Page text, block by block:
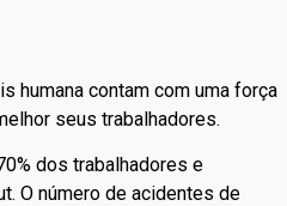
humana contam com uma força
seus trabalhadores.
dos trabalhadores e
O número de acidentes de